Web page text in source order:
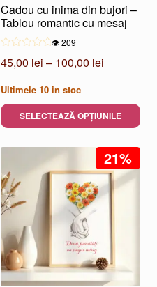
în
pagina
produsului.
Cadou cu inima din bujori –
Tablou romantic cu mesaj
👁️ 209
45,00 lei – 100,00 lei
45,00 lei
până
la
100,00 lei
Ultimele 10 in stoc
SELECTEAZĂ OPȚIUNILE
are
mai
multe
variații.
Opțiunile
pot
fi
21%